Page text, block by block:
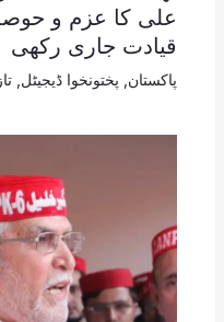
علی کا عزم و
قیادت جاری رکھی
پاکستان پختونخوا ڈیجیٹل